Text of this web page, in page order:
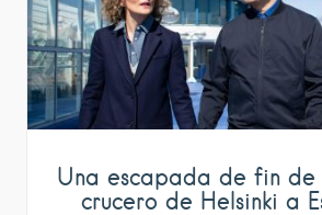
Una escapada de fin de
crucero de Helsinki a